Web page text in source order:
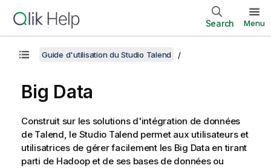
Search Menu
Guide d'utilisation du Studio Talend
Big Data
Construit sur les solutions d'intégration de données
de Talend, le Studio Talend permet aux utilisateurs et
utilisatrices de gérer facilement les Big Data en tirant
parti de Hadoop et de ses bases de données ou